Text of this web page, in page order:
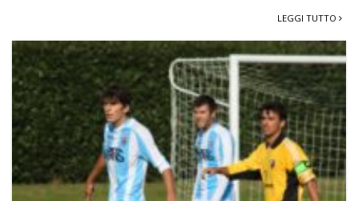
LEGGI TUTTO